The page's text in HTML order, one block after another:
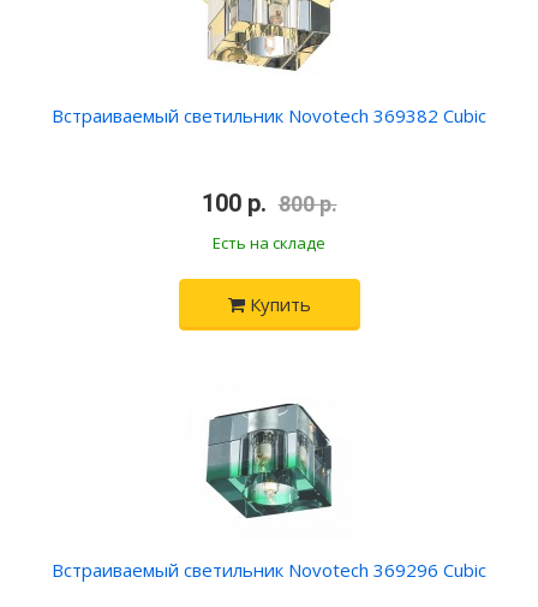
Встраиваемый светильник Novotech 369382 Cubic
100 р. 800 р.
Есть на складе
Купить
Встраиваемый светильник Novotech 369296 Cubic